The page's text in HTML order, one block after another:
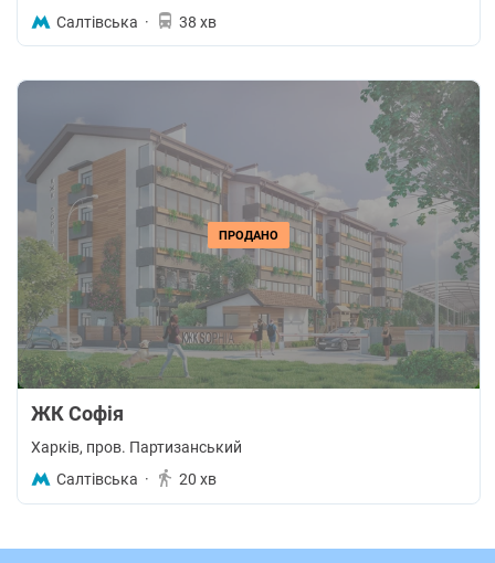
Салтівська · 38 хв
ПРОДАНО
ЖК Софія
Харків, пров. Партизанський
Салтівська · 20 хв